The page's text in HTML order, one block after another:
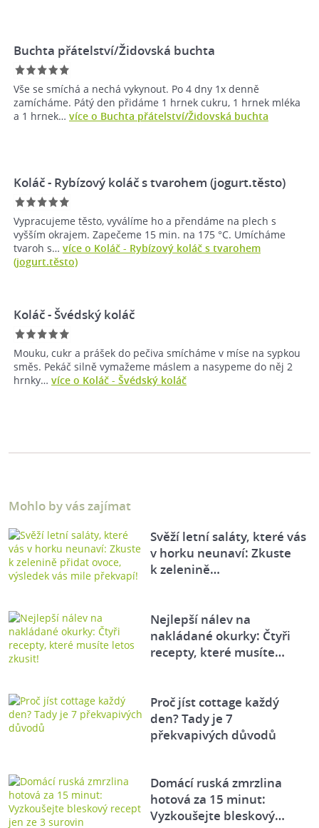
Buchta přátelství/Židovská buchta
Vše se smíchá a nechá vykynout. Po 4 dny 1x denně
zamícháme. Pátý den přidáme 1 hrnek cukru, 1 hrnek mléka
a 1 hrnek… více o Buchta přátelství/Židovská buchta
Koláč - Rybízový koláč s tvarohem (jogurt.těsto)
Vypracujeme těsto, vyválíme ho a přendáme na plech s
vyšším okrajem. Zapečeme 15 min. na 175 °C. Umícháme
tvaroh s… více o Koláč - Rybízový koláč s tvarohem
(jogurt.těsto)
Koláč - Švédský koláč
Mouku, cukr a prášek do pečiva smícháme v míse na sypkou
směs. Pekáč silně vymažeme máslem a nasypeme do něj 2
hrnky… více o Koláč - Švédský koláč
Mohlo by vás zajímat
Svěží letní saláty, které vás
v horku neunaví: Zkuste
k zelenině…
Nejlepší nálev na
nakládané okurky: Čtyři
recepty, které musíte…
Proč jíst cottage každý
den? Tady je 7
překvapivých důvodů
Domácí ruská zmrzlina
hotová za 15 minut:
Vyzkoušejte bleskový…